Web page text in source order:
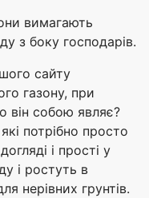
вимагають
з боку господарів.
сайту
газону, при
він собою являє?
потрібно просто
і прості у
і ростуть в
нерівних грунтів.